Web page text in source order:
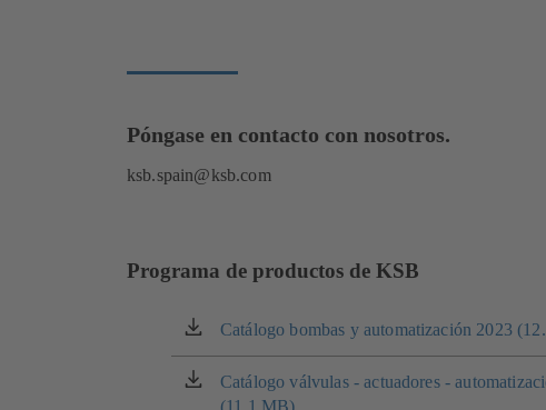
Póngase en contacto con nosotros.
ksb.spain@ksb.com
Programa de productos de KSB
Catálogo bombas y automatización 2023
(se
abre
en
una
Catálogo válvulas - actuadores -
(11.1 MB)
(se
abre